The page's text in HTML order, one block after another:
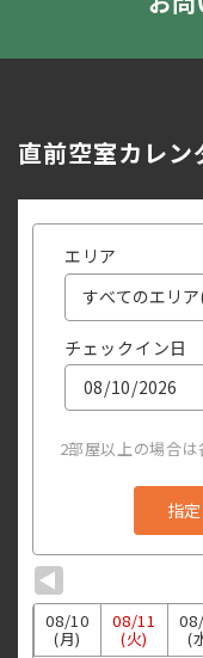
直前空室カレン
エリア
チェックイン日
2部屋以上の場合
▼
08/10
(月)
08/11
(火) (